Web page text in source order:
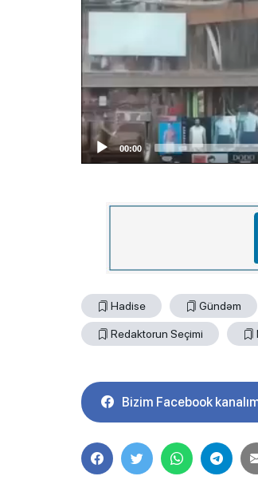
00:00
Hadise Gündəm
Redaktorun Seçimi
Bizim Facebook